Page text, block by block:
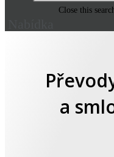
Close this
a